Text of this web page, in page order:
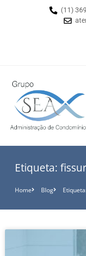
(11)
Etiqueta:
Home Blog